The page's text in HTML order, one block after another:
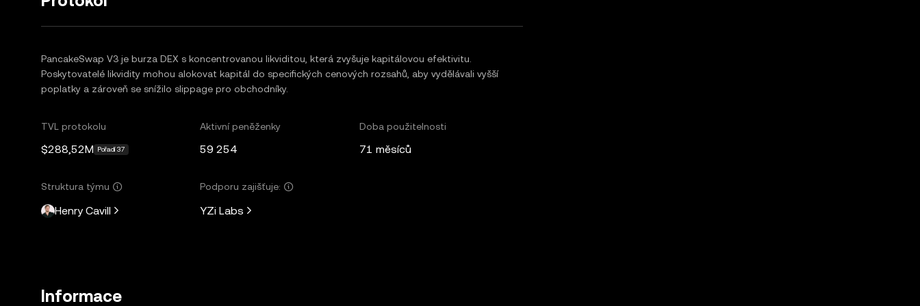
PancakeSwap V3 je burza DEX s koncentrovanou likviditou, která zvyšuje kapitálovou efektivitu.
Poskytovatelé likvidity mohou alokovat kapitál do specifických cenových rozsahů, aby vydělávali vyšší
poplatky a zároveň se snížilo slippage pro obchodníky.
TVL protokolu
$288,52M Pořadí 37
Aktivní peněženky
59 254
Doba použitelnosti
71 měsíců
Struktura týmu
Henry Cavill
Podporu zajišťuje:
YZi Labs
Informace